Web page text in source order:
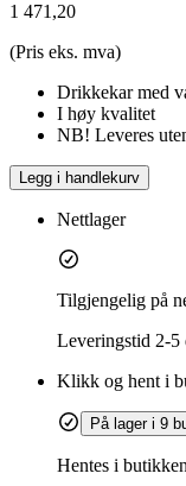
1 471,20
(Pris eks. mva)
Drikkekar med
I høy kvalitet
NB! Leveres
Legg i handlekurv
Nettlager
Tilgjengelig på
Leveringstid 2-5
Klikk og hent i
På lager i 9
Hentes i